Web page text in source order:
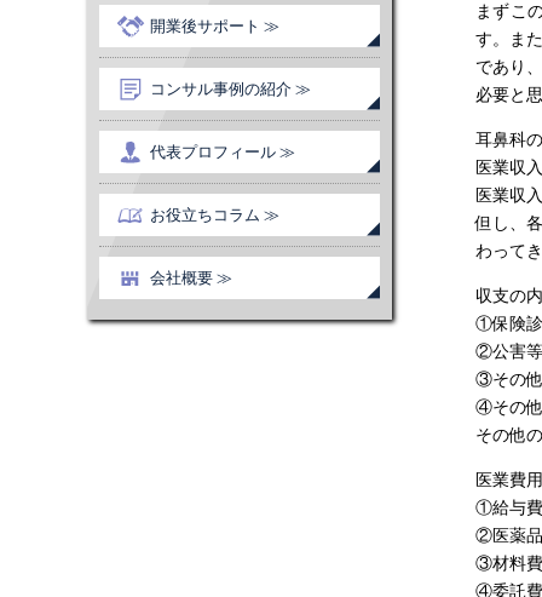
開業後サポート ≫
コンサル事例の紹介 ≫
代表プロフィール ≫
お役立ちコラム ≫
会社概要 ≫
まずこ
す。ま
であり
必要と
耳鼻科
医業収
医業収
但し、
わって
収支の
①保険診
②公害等
③その他
④その他
その他
医業費
①給与費
②医薬品
③材料費
④委託費